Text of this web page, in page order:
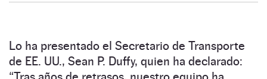
Lo ha presentado el Secretario de Transporte
de EE. UU., Sean P. Duffy, quien ha declarado: